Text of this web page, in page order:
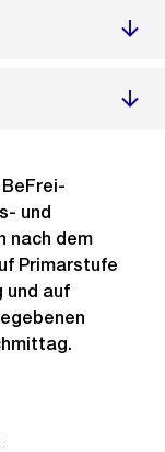
und
nach dem
Primarstufe
und auf